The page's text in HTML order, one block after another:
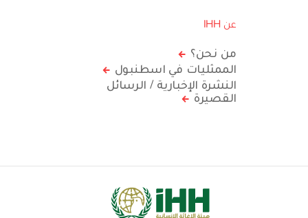
عن IHH
من نحن؟
الممثليات في اسطنبول
النشرة الإخبارية / الرسائل
القصيرة